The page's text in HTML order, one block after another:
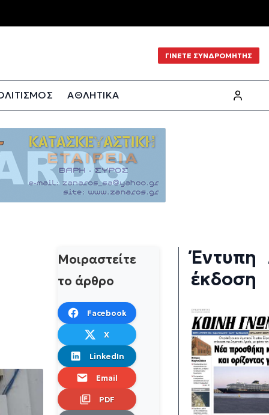
ΓΙΝΕΤΕ ΣΥΝΔΡΟΜΗΤΗΣ
ΑΘΛΗΤΙΚΑ
Μοιραστείτε
το άρθρο
Facebook
X
LinkedIn
Email
PDF
Έντυπη
έκδοση